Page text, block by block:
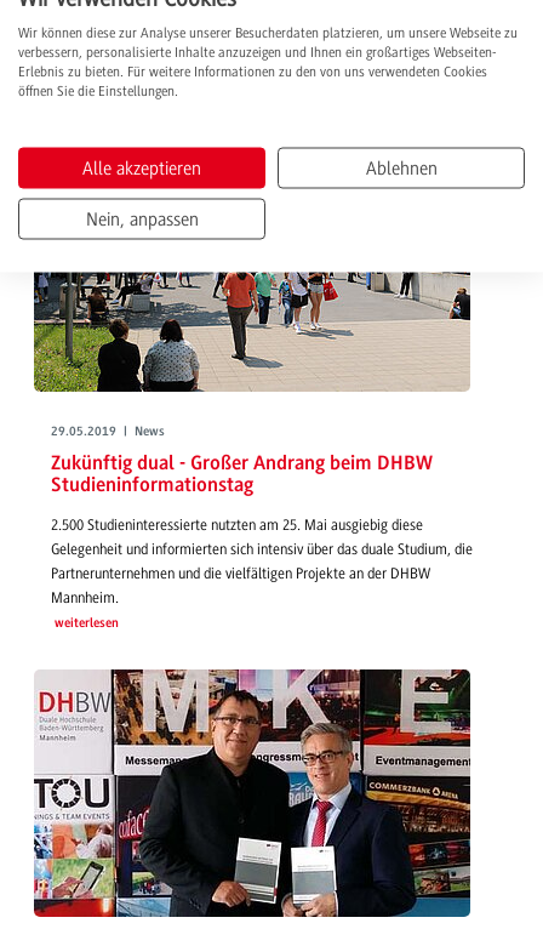
29.05.2019 | News
Zukünftig dual - Großer Andrang beim DHBW
Studieninformationstag
2.500 Studieninteressierte nutzten am 25. Mai ausgiebig diese
Gelegenheit und informierten sich intensiv über das duale Studium, die
Partnerunternehmen und die vielfältigen Projekte an der DHBW
Mannheim.
weiterlesen
Wir können diese zur Analyse unserer Besucherdaten platzieren, um unsere Webseite zu
verbessern, personalisierte Inhalte anzuzeigen und Ihnen ein großartiges Webseiten-
Erlebnis zu bieten. Für weitere Informationen zu den von uns verwendeten Cookies
öffnen Sie die Einstellungen.
Alle akzeptieren Ablehnen
Nein, anpassen